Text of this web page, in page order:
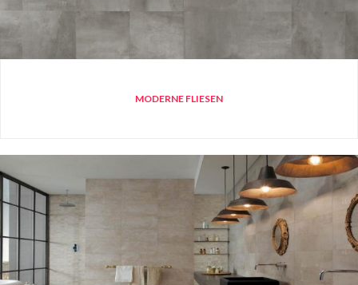
MODERNE FLIESEN